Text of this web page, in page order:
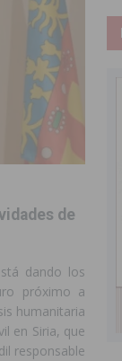
de
dando los
próximo a
humanitaria
en Siria, que
responsable